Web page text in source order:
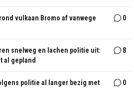
vulkaan Bromo af vanwege
0
snelweg en lachen politie uit:
al gepland
8
politie al langer bezig met
0